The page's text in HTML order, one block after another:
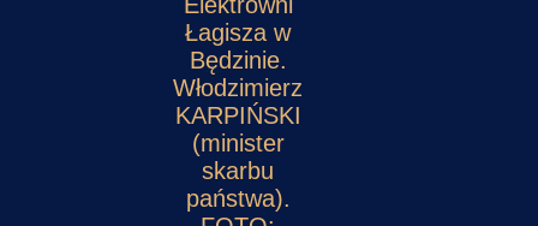
Łagisza w
Będzinie.
Włodzimierz
KARPIŃSKI
(minister
skarbu
państwa).